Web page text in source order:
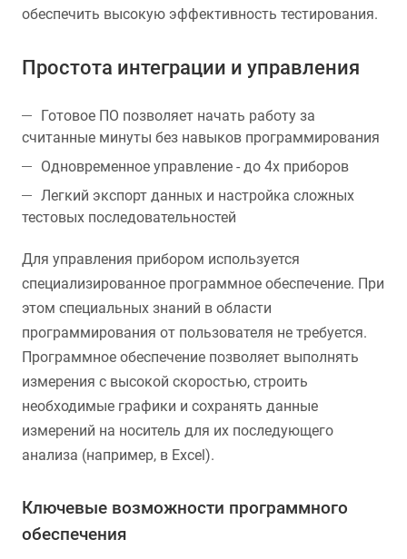
обеспечить высокую эффективность тестирования.
Простота интеграции и управления
Готовое ПО позволяет начать работу за
считанные минуты без навыков программирования
Одновременное управление - до 4х приборов
Легкий экспорт данных и настройка сложных
тестовых последовательностей
Для управления прибором используется
специализированное программное обеспечение. При
этом специальных знаний в области
программирования от пользователя не требуется.
Программное обеспечение позволяет выполнять
измерения с высокой скоростью, строить
необходимые графики и сохранять данные
измерений на носитель для их последующего
анализа (например, в Excel).
Ключевые возможности программного
обеспечения